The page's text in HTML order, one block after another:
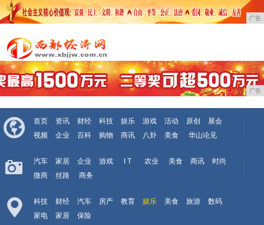
广告
广告
首页 资讯 财经 科技 娱乐 游戏 活动 原创
展会
视频
企业 百科 购物 商讯 八卦 美食 华山论见
汽车 家居 企业 游戏 I T 农业 美食 商讯
时尚
微商
丝路 商务
科技 财经 汽车 房产 教育 娱乐 美食 旅游
数码
家电
家居 保险